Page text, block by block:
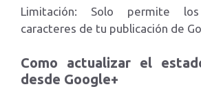
Limitación: Solo permite
caracteres de tu publicación de
Como actualizar el
desde Google+